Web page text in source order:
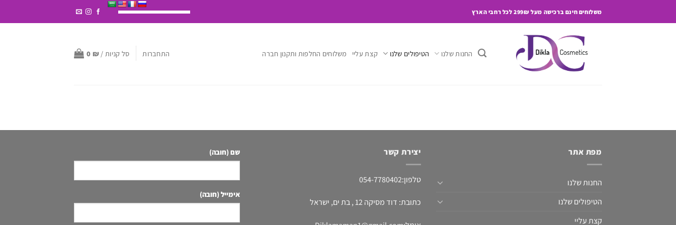
משלוחים חינם ברכישה מעל 299₪ לכל רחבי הארץ
החנות שלנו הטיפולים שלנו קצת עליי משלוחים החלפות ותקנון חברה התחברות סל קניות / 0 ₪
מפת אתר
החנות שלנו
הטיפולים שלנו
קצת עליי
יצירת קשר
טלפון:054-7780402
כתובת: דוד מסיקה 12 , בת ים, ישראל
שם (חובה)
אימייל (חובה)